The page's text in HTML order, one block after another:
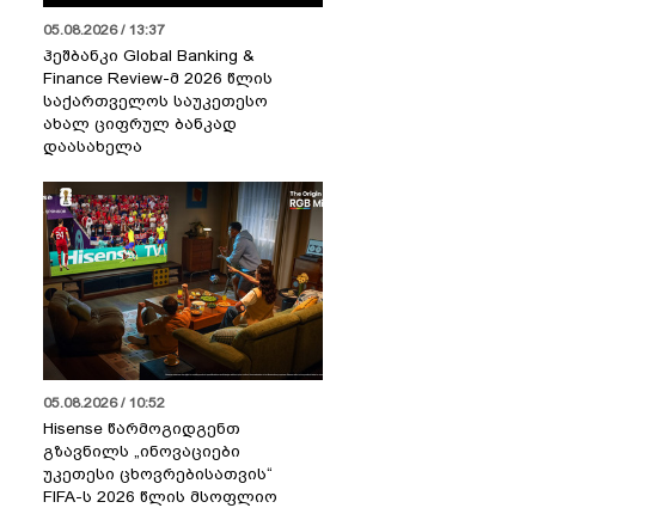
05.08.2026 / 13:37
ჰეშბანკი Global Banking &
Finance Review-მ 2026 წლის
საქართველოს საუკეთესო
ახალ ციფრულ ბანკად
დაასახელა
05.08.2026 / 10:52
Hisense წარმოგიდგენთ
გზავნილს „ინოვაციები
უკეთესი ცხოვრებისათვის“
FIFA-ს 2026 წლის მსოფლიო